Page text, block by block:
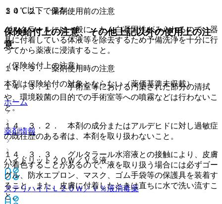
３０℃以下で保存。
保険給付上の注意、その他上記以外の使用上の注
意
（保険給付上の注意）
本剤は保険給付の対象とならない（薬価基準未収載）。
ホーム
薬剤情報
ハイドリット２０Ｗ／Ｖ％液
ステリハイドＬ２０Ｗ／Ｖ％液消毒薬
１４．２． 薬剤使用前の注意
グルタラールには一般に、たん白凝固性がみられるので、器
具に付着している体液等を除去するため予備洗浄を十分に行
ってから薬液に浸漬すること。
１４．３． 薬剤使用時の注意
１４．３．１． 手術室等における汚染された部分の清拭
や、環境殺菌の目的での手術室等への噴霧などは行わないこ
と。
１４．３．２． 本剤の成分またはアルデヒドに対し過敏症
の既往歴のある者は、本剤を取り扱わないこと。
１４．３．３． グルタラール水溶液との接触により、皮膚
が着色することがあるので、液を取り扱う場合には必ずゴー
グル、防水エプロン、マスク、ゴム手袋等の保護具を装着す
ること。また、皮膚に付着したときは直ちに水で洗い流すこ
と。